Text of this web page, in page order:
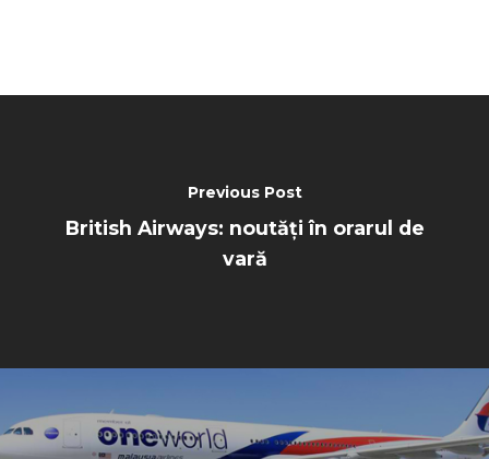
Previous Post
British Airways: noutăți în orarul de
vară